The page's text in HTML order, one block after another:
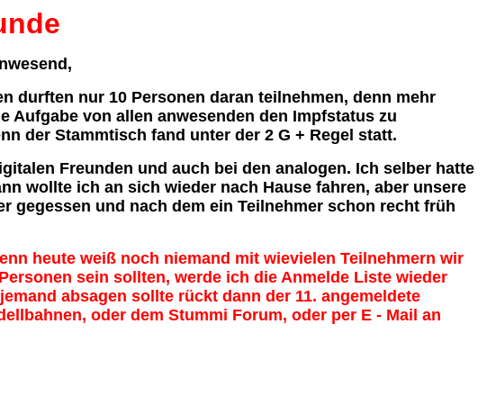
durften nur 10 Personen daran teilnehmen, denn mehr
von allen anwesenden den Impfstatus zu
der Stammtisch fand unter der 2 G + Regel statt.
Freunden und auch bei den analogen. Ich selber hatte
wollte ich an sich wieder nach Hause fahren, aber unsere
gegessen und nach dem ein Teilnehmer schon recht früh
heute weiß noch niemand mit wievielen Teilnehmern wir
sein sollten, werde ich die Anmelde Liste wieder
absagen sollte rückt dann der 11. angemeldete
oder dem Stummi Forum, oder per E - Mail an